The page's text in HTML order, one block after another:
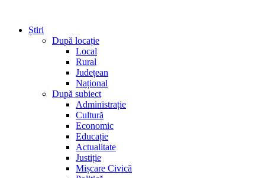
Știri
După locație
Local
Rural
Județean
Național
După subiect
Administrație
Cultură
Economic
Educație
Actualitate
Justiție
Mișcare Civică